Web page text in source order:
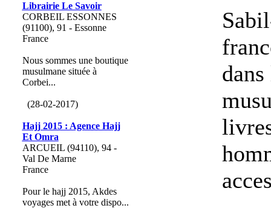
Librairie Le Savoir
CORBEIL ESSONNES
(91100), 91 - Essonne
France
Nous sommes une boutique
musulmane située à
Corbei...
(28-02-2017)
Hajj 2015 : Agence Hajj
Et Omra
ARCUEIL (94110), 94 -
Val De Marne
France
Pour le hajj 2015, Akdes
voyages met à votre dispo...